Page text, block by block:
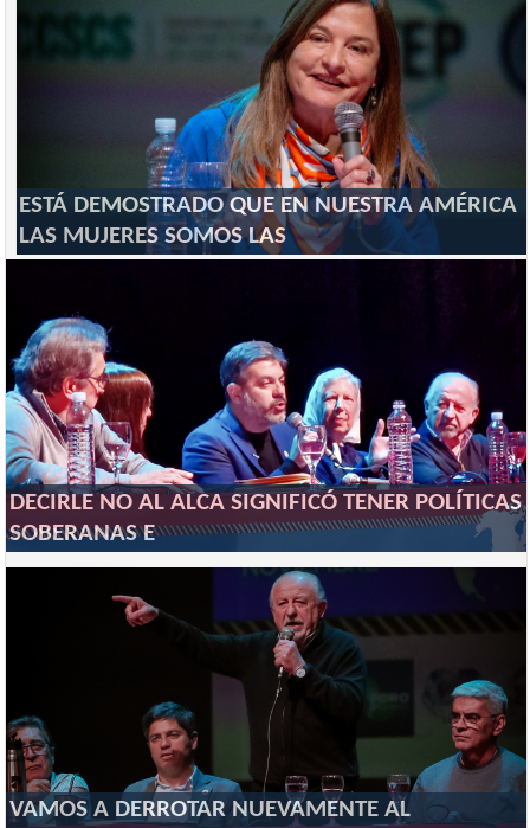
ESTÁ DEMOSTRADO QUE EN NUESTRA AMÉRICA
LAS MUJERES SOMOS LAS
DECIRLE NO AL ALCA SIGNIFICÓ TENER POLÍTICAS
SOBERANAS E
VAMOS A DERROTAR NUEVAMENTE AL